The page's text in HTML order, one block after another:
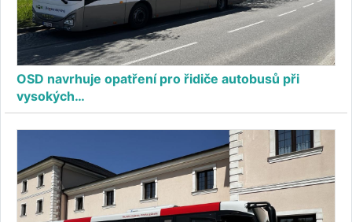
OSD navrhuje opatření pro řidiče autobusů při
vysokých…